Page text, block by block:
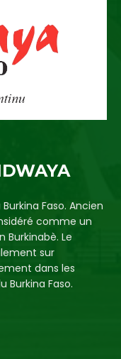
Faso. Ancien
comme un
Le
sur
dans les
Burkina Faso.